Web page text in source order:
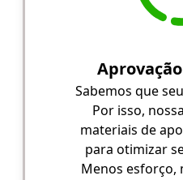
Sabemos que
Por isso,
materiais de
para otimizar
Menos esforço,